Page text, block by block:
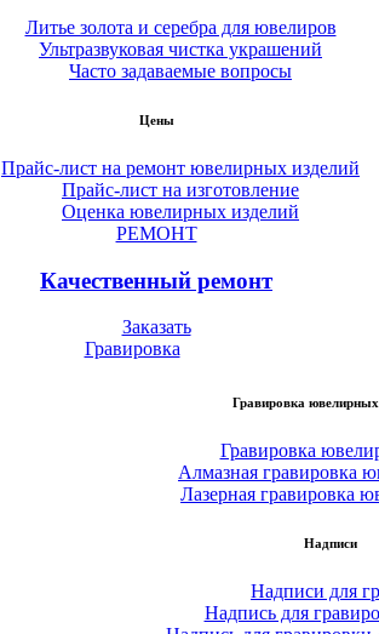
Литье золота и серебра для ювелиров
Ультразвуковая чистка украшений
Часто задаваемые вопросы
Цены
Прайс-лист на ремонт ювелирных изделий
Прайс-лист на изготовление
Оценка ювелирных изделий
РЕМОНТ
Качественный ремонт
Заказать
Гравировка
Гравировка ювелирных
Гравировка
Алмазная гравировка
Лазерная гравировка
Надписи
Надписи для
Надпись для